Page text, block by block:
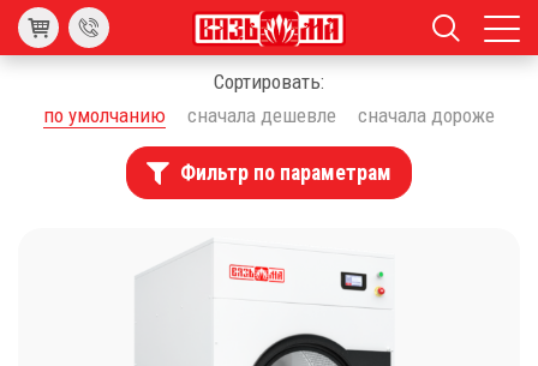
Сортировать:
по умолчанию
сначала дешевле сначала дороже
Фильтр по параметрам